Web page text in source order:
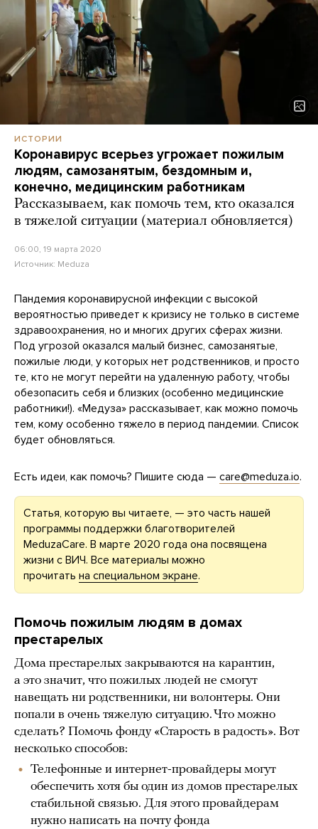
ИСТОРИИ
Коронавирус всерьез угрожает пожилым
людям, самозанятым, бездомным и,
конечно, медицинским работникам
Рассказываем, как помочь тем, кто оказался
в тяжелой ситуации (материал обновляется)
06:00, 19 марта 2020
Источник: Meduza
Пандемия коронавирусной инфекции с высокой
вероятностью приведет к кризису не только в системе
здравоохранения, но и многих других сферах жизни.
Под угрозой оказался малый бизнес, самозанятые,
пожилые люди, у которых нет родственников, и просто
те, кто не могут перейти на удаленную работу, чтобы
обезопасить себя и близких (особенно медицинские
работники!). «Медуза» рассказывает, как можно помочь
тем, кому особенно тяжело в период пандемии. Список
будет обновляться.
Есть идеи, как помочь? Пишите сюда — care@meduza.io.
Статья, которую вы читаете, — это часть нашей
программы поддержки благотворителей
MeduzaCare. В марте 2020 года она посвящена
жизни с ВИЧ. Все материалы можно
прочитать на специальном экране.
Помочь пожилым людям в домах
престарелых
Дома престарелых закрываются на карантин,
а это значит, что пожилых людей не смогут
навещать ни родственники, ни волонтеры. Они
попали в очень тяжелую ситуацию. Что можно
сделать? Помочь фонду «Старость в радость». Вот
несколько способов:
Телефонные и интернет-провайдеры могут
обеспечить хотя бы один из домов престарелых
стабильной связью. Для этого провайдерам
нужно написать на почту фонда